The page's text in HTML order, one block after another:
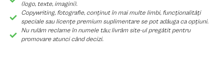
(logo, texte, imagini).
Copywriting, fotografie, conținut în mai multe limbi, funcționalități
speciale sau licențe premium suplimentare se pot adăuga ca opțiuni.
Nu rulăm reclame în numele tău; livrăm site-ul pregătit pentru
promovare atunci când decizi.